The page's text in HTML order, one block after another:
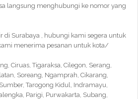
langsung menghubungi ke nomor yang
di Surabaya , hubungi kami segera untuk
menerima pesanan untuk kota/
Ciruas, Tigaraksa, Cilegon, Serang,
Soreang, Ngamprah, Cikarang,
Tarogong Kidul, Indramayu,
Parigi, Purwakarta, Subang,